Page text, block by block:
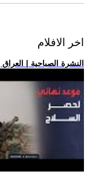
اخر الافلام
.. النشرة الصباحية |